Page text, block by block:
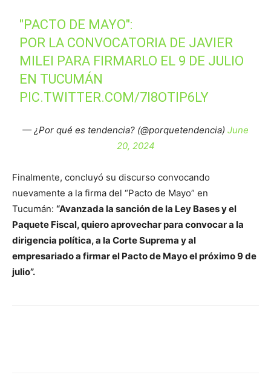
"PACTO DE MAYO":
POR LA CONVOCATORIA DE JAVIER
MILEI PARA FIRMARLO EL 9 DE JULIO
EN TUCUMÁN
PIC.TWITTER.COM/7I8OTIP6LY
— ¿Por qué es tendencia? (@porquetendencia) June
20, 2024
Finalmente, concluyó su discurso convocando
nuevamente a la firma del “Pacto de Mayo” en
Tucumán: “Avanzada la sanción de la Ley Bases y el
Paquete Fiscal, quiero aprovechar para convocar a la
dirigencia política, a la Corte Suprema y al
empresariado a firmar el Pacto de Mayo el próximo 9 de
julio”.